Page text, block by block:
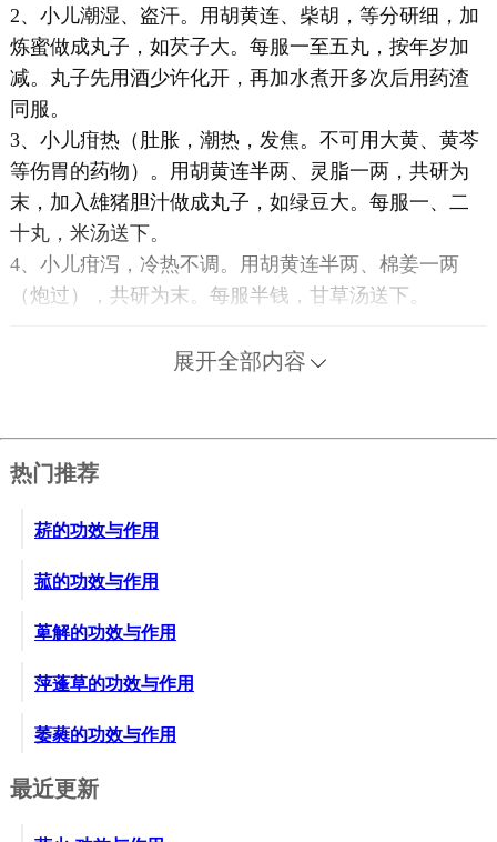
2、小儿潮湿、盗汗。用胡黄连、柴胡，等分研细，加
炼蜜做成丸子，如芡子大。每服一至五丸，按年岁加
减。丸子先用酒少许化开，再加水煮开多次后用药渣
同服。
3、小儿疳热（肚胀，潮热，发焦。不可用大黄、黄芩
等伤胃的药物）。用胡黄连半两、灵脂一两，共研为
末，加入雄猪胆汁做成丸子，如绿豆大。每服一、二
十丸，米汤送下。
4、小儿疳泻，冷热不调。用胡黄连半两、棉姜一两
（炮过），共研为末。每服半钱，甘草汤送下。
另取黄瓜一个，挖去瓤子，把药放进去。瓜外用面裹
猪胆汁和成丸子，如梧子大。临睡时服五十丸，茅花
7、血痢不止。用胡黄连、乌梅肉、灶下土，等分为
末，茶送下。
心。
9、痈疽疮肿。用胡黄连、穿山甲（烧存性），等分为
末，加茶或鸡蛋清调搽。疮已溃或未溃都可用此方。
10、痔疮疼肿难忍。用胡黄连末和鹅胆汁调匀涂患
展开全部内容
热门推荐
菥的功效与作用
菰的功效与作用
萆解的功效与作用
萍蓬草的功效与作用
萎蕤的功效与作用
最近更新